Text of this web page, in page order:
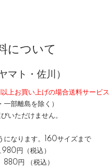
について
マト・佐川）
上お買い上げの場合送料サービス
一部離島を除く）
いただけません。
になります。160サイズまで
円（税込）
円 （税込）